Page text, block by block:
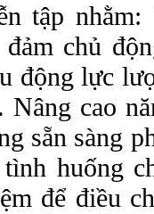
tập nhằm:
chủ
động lực
cao
sẵn sàng
huống
để điều